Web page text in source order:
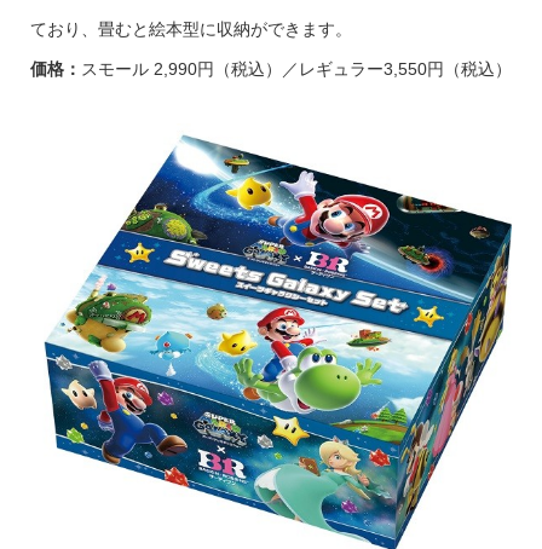
ており、畳むと絵本型に収納ができます。
価格： スモール 2,990円（税込）／レギュラー3,550円（税込）